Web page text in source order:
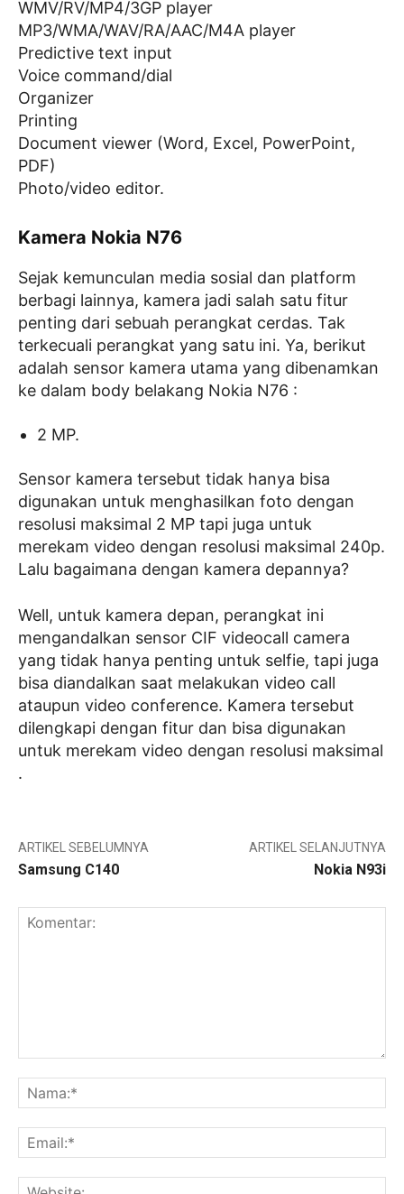
WMV/RV/MP4/3GP player
MP3/WMA/WAV/RA/AAC/M4A player
Predictive text input
Voice command/dial
Organizer
Printing
Document viewer (Word, Excel, PowerPoint,
PDF)
Photo/video editor.
Kamera Nokia N76
Sejak kemunculan media sosial dan platform
berbagi lainnya, kamera jadi salah satu fitur
penting dari sebuah perangkat cerdas. Tak
terkecuali perangkat yang satu ini. Ya, berikut
adalah sensor kamera utama yang dibenamkan
ke dalam body belakang Nokia N76 :
2 MP.
Sensor kamera tersebut tidak hanya bisa
digunakan untuk menghasilkan foto dengan
resolusi maksimal 2 MP tapi juga untuk
merekam video dengan resolusi maksimal 240p.
Lalu bagaimana dengan kamera depannya?
Well, untuk kamera depan, perangkat ini
mengandalkan sensor CIF videocall camera
yang tidak hanya penting untuk selfie, tapi juga
bisa diandalkan saat melakukan video call
ataupun video conference. Kamera tersebut
dilengkapi dengan fitur dan bisa digunakan
untuk merekam video dengan resolusi maksimal
.
ARTIKEL SEBELUMNYA
Samsung C140
ARTIKEL SELANJUTNYA
Nokia N93i